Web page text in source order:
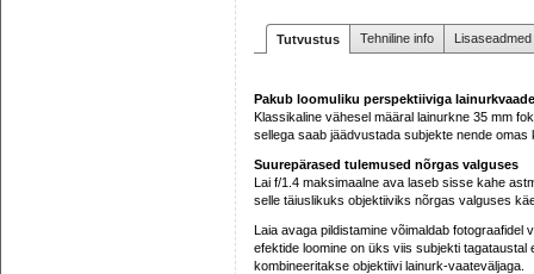
Tutvustus Tehniline info
Pakub loomuliku perspektiiviga
Klassikaline vähesel määral lainurkne 35 mm
sellega saab jäädvustada subjekte nende
Suurepärased tulemused nõrgas valguses
Lai f/1.4 maksimaalne ava laseb sisse kahe
selle täiuslikuks objektiiviks nõrgas valguses
Laia avaga pildistamine võimaldab
efektide loomine on üks viis subjekti
kombineeritakse objektiivi lainurk-vaateväljaga.